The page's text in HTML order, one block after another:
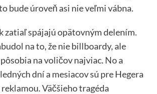
bude úroveň asi nie veľmi vábna.
zatiaľ spájajú opätovným delením.
na to, že nie billboardy, ale
na voličov najviac. No a
dní a mesiacov sú pre Hegera
Väčšieho tragéda